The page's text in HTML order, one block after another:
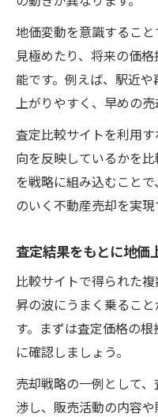
地価変動を意識するこ
見極めたり、将来の価
能です。例えば、駅近
上がりやすく、早めの
査定比較サイトを利用
向を反映しているかを
を戦略に組み込むこと
のいく不動産売却を実現
査定結果をもとに地価
比較サイトで得られた
昇の波にうまく乗るこ
す。まずは査定価格の
に確認しましょう。
売却戦略の一例として
渉し、販売活動の内容